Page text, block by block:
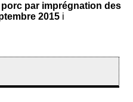
par imprégnation des
2015 i